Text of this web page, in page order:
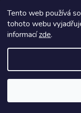
Tento web používá
tohoto webu
informacízde.
Copyright 2026
Grafický návrh vytvořil